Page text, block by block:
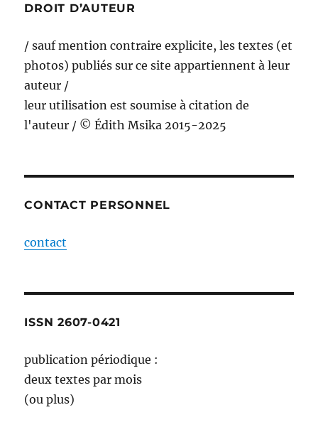
DROIT D’AUTEUR
/ sauf mention contraire explicite, les textes (et
photos) publiés sur ce site appartiennent à leur
auteur /
leur utilisation est soumise à citation de
l'auteur / © Édith Msika 2015-2025
CONTACT PERSONNEL
contact
ISSN 2607-0421
publication périodique :
deux textes par mois
(ou plus)